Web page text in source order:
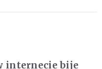
internecie bije